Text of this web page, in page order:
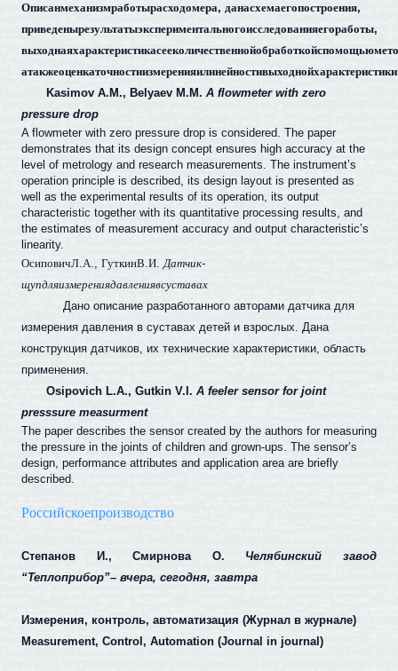
Описанмеханизмработырасходомера, данасхемаегопостроения,
приведенырезультатыэкспериментальногоисследованияегоработы,
выходнаяхарактеристикасееколичественнойобработкойспомощью
атакжеоценкаточностиизмеренияилинейностивыходнойхарактеристики
Kasimov A.M., Belyaev M.M.A flowmeter with zero
pressure drop
A flowmeter with zero pressure drop is considered. The paper
demonstrates that its design concept ensures high accuracy at the
level of metrology and research measurements. The instrument’s
operation principle is described, its design layout is presented as
well as the experimental results of its operation, its output
characteristic together with its quantitative processing results, and
the estimates of measurement accuracy and output characteristic’s
linearity.
ОсиповичЛ.А., ГуткинВ.И.Датчик-
щупдляизмерениядавлениявсуставах
Дано описание разработанного авторами датчика для
измерения давления в суставах детей и взрослых. Дана
конструкция датчиков, их технические характеристики, область
применения.
Osipovich L.A., Gutkin V.I.A feeler sensor for joint
presssure measurment
The paper describes the sensor created by the authors for measuring
the pressure in the joints of children and grown-ups. The sensor’s
design, performance attributes and application area are briefly
described.
Российскоепроизводство
Степанов И., Смирнова О. Челябинский завод
“Теплоприбор”– вчера, сегодня, завтра
Измерения, контроль, автоматизация (Журнал в журнале)
Measurement, Control, Automation (Journal in journal)